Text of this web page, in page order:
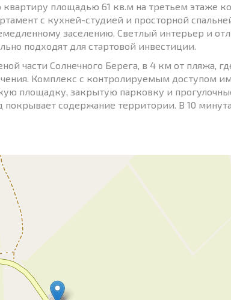
площадью 61 кв.м на третьем этаже
с кухней-студией и просторной
заселению. Светлый интерьер и
подходят для стартовой инвестиции.
части Солнечного Берега, в 4 км от пляжа,
Комплекс с контролируемым доступом
площадку, закрытую парковку и
содержание территории. В 10